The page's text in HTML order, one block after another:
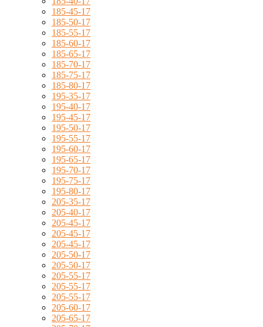
185-45-17
185-50-17
185-55-17
185-60-17
185-65-17
185-70-17
185-75-17
185-80-17
195-35-17
195-40-17
195-45-17
195-50-17
195-55-17
195-60-17
195-65-17
195-70-17
195-75-17
195-80-17
205-35-17
205-40-17
205-45-17
205-45-17
205-45-17
205-50-17
205-50-17
205-55-17
205-55-17
205-55-17
205-60-17
205-65-17